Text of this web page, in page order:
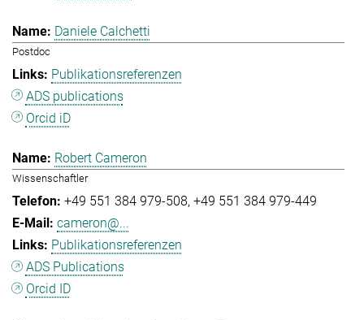
Daniele Calchetti
Postdoc
Publikationsreferenzen
ADS publications
Orcid iD
Robert Cameron
Wissenschaftler
+49 551 384 979-508 +49 551 384 979-449
cameron@...
Publikationsreferenzen
ADS Publications
Orcid ID